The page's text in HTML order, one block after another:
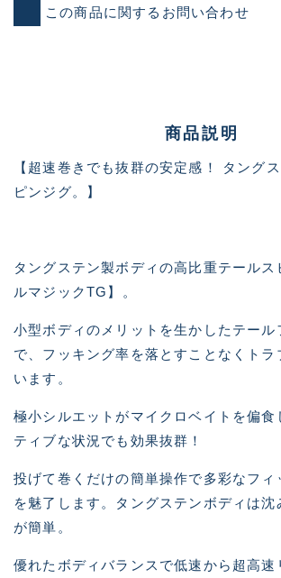
この商品に関するお問い合わせ
商品説明
【超速巻きでも抜群の安定感！ タング
ピンジグ。】
タングステン製ボディの高比重テールス
ルマジックTG】。
小型ボディのメリットを生かしたテール
で、フッキング率を落とすことなくトラ
います。
極小シルエットがマイクロベイトを偏食
ティブな状況でも効果抜群！
投げて巻くだけの簡単操作で多彩なフィ
を魅了します。タングステンボディは沈
が簡単。
優れたボディバランスで低速から超高速